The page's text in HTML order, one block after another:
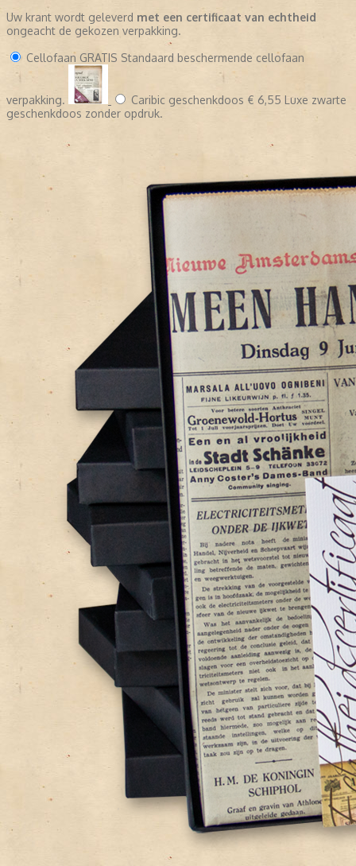
Uw krant wordt geleverd met een certificaat van echtheid
ongeacht de gekozen verpakking.
Cellofaan GRATIS Standaard beschermende cellofaan
verpakking. Caribic geschenkdoos € 6,55 Luxe zwarte
geschenkdoos zonder opdruk.